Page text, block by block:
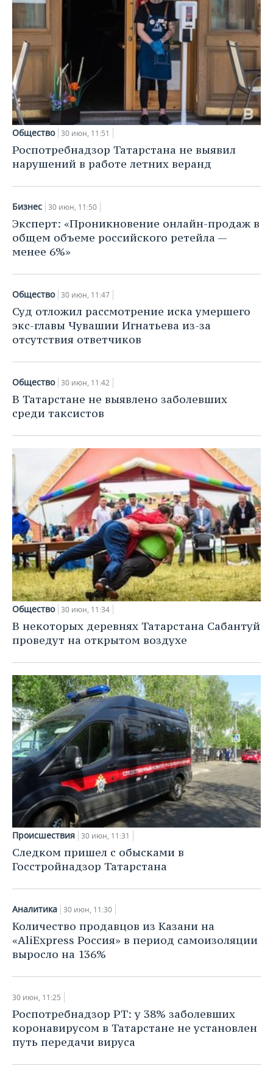
Общество 30 июн, 11:51
Роспотребнадзор Татарстана не выявил
нарушений в работе летних веранд
Бизнес 30 июн, 11:50
Эксперт: «Проникновение онлайн-продаж в
общем объеме российского ретейла —
менее 6%»
Общество 30 июн, 11:47
Суд отложил рассмотрение иска умершего
экс-главы Чувашии Игнатьева из-за
отсутствия ответчиков
Общество 30 июн, 11:42
В Татарстане не выявлено заболевших
среди таксистов
Общество 30 июн, 11:34
В некоторых деревнях Татарстана Сабантуй
проведут на открытом воздухе
Происшествия 30 июн, 11:31
Следком пришел с обысками в
Госстройнадзор Татарстана
Аналитика 30 июн, 11:30
Количество продавцов из Казани на
«AliExpress Россия» в период самоизоляции
выросло на 136%
30 июн, 11:25
Роспотребнадзор РТ: у 38% заболевших
коронавирусом в Татарстане не установлен
путь передачи вируса